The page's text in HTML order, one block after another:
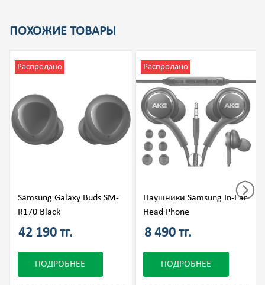
ПОХОЖИЕ ТОВАРЫ
Samsung Galaxy Buds SM-
R170 Black
Распродано
42 190 тг.
ПОДРОБНЕЕ
Наушники Samsung In-Ear
Head Phone
Распродано
8 490 тг.
ПОДРОБНЕЕ